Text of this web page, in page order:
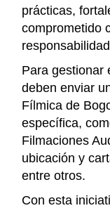
prácticas,
comprometido
Para gestionar
deben enviar
Fílmica de
específica,
Filmaciones
ubicación y
entre otros.
Con esta